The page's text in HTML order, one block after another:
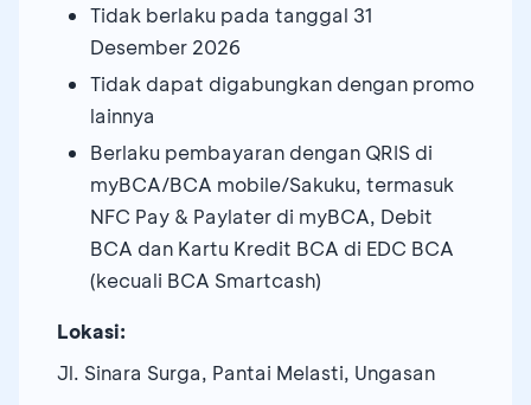
Tidak berlaku pada tanggal 31
Desember 2026
Tidak dapat digabungkan dengan promo
lainnya
Berlaku pembayaran dengan QRIS di
myBCA/BCA mobile/Sakuku, termasuk
NFC Pay & Paylater di myBCA, Debit
BCA dan Kartu Kredit BCA di EDC BCA
(kecuali BCA Smartcash)
Lokasi:
Jl. Sinara Surga, Pantai Melasti, Ungasan